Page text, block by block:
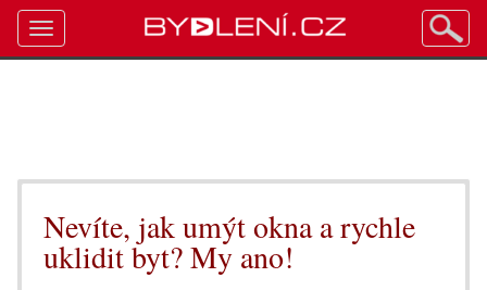
Nevíte, jak umýt okna a rychle
uklidit byt? My ano!
Toggle
navigation